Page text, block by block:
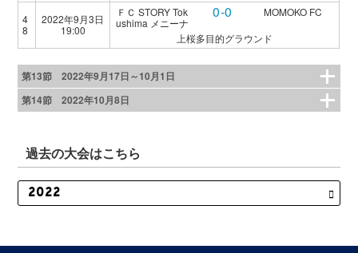
4
8
2022年9月3日
19:00
ＦＣ STORY Tok
ushima メニーナ
0-0
MOMOKO FC
上桜多目的グラウンド
第13節 2022年9月17日～10月1日
第14節 2022年10月8日
過去の大会はこちら